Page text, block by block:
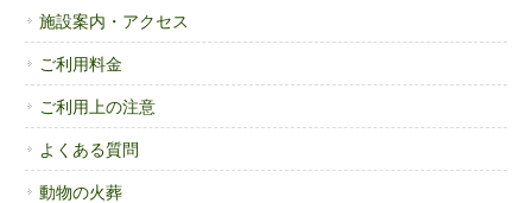
施設案内・アクセス
ご利用料金
ご利用上の注意
よくある質問
動物の火葬